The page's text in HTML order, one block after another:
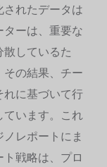
れたデータは
ーは、重要な
しているた
の結果、チー
に基づいて行
います。これ
レポートにま
戦略は、プロ